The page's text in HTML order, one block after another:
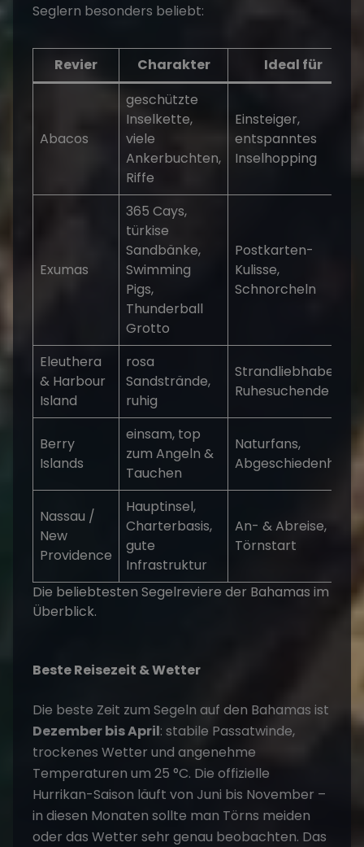
Seglern besonders beliebt:
Revier Charakter Ideal für
Abacos
geschützte
Inselkette,
viele
Ankerbuchten,
Riffe
Einsteiger,
entspanntes
Inselhopping
Exumas
365 Cays,
türkise
Sandbänke,
Swimming
Pigs,
Thunderball
Grotto
Postkarten-
Kulisse,
Schnorcheln
Eleuthera
& Harbour
Island
rosa
Sandstrände,
ruhig
Strandliebhaber,
Ruhesuchende
Berry
Islands
einsam, top
zum Angeln &
Tauchen
Naturfans,
Abgeschiedenheit
Nassau /
New
Providence
Hauptinsel,
Charterbasis,
gute
Infrastruktur
An- & Abreise,
Törnstart
Die beliebtesten Segelreviere der Bahamas im
Überblick.
Beste Reisezeit & Wetter
Die beste Zeit zum Segeln auf den Bahamas ist
Dezember bis April: stabile Passatwinde,
trockenes Wetter und angenehme
Temperaturen um 25 °C. Die offizielle
Hurrikan-Saison läuft von Juni bis November –
in diesen Monaten sollte man Törns meiden
oder das Wetter sehr genau beobachten. Das